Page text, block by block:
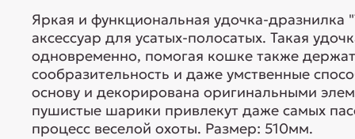
Яркая и функциональная удочка-дразнилка
аксессуар для усатых-полосатых. Такая
одновременно, помогая кошке также
сообразительность и даже умственные
основу и декорирована оригинальными
пушистые шарики привлекут даже самых
процесс веселой охоты. Размер: 510мм.